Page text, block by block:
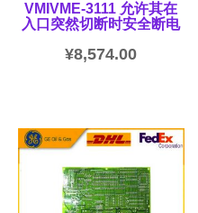
VMIVME-3111 允许其在
入口突然切断时安全断电
¥8,574.00